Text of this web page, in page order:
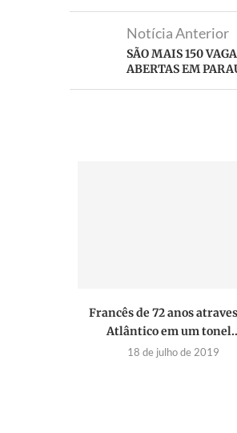
Notícia Anterior
SÃO MAIS 150
ABERTAS EM
Francês de 72 anos
Atlântico em um
18 de julho de 2019